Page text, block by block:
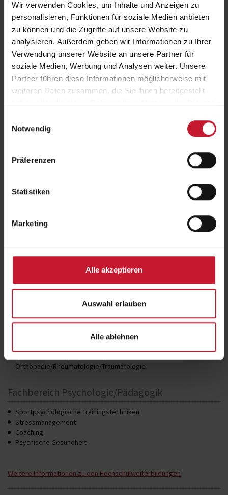
Wir verwenden Cookies, um Inhalte und Anzeigen zu
personalisieren, Funktionen für soziale Medien anbieten
zu können und die Zugriffe auf unsere Website zu
analysieren. Außerdem geben wir Informationen zu Ihrer
Verwendung unserer Website an unsere Partner für
soziale Medien, Werbung und Analysen weiter. Unsere
Partner führen diese Informationen möglicherweise mit
weiteren Daten zusammen, die Sie ihnen bereitgestellt
haben oder die sie im Rahmen Ihrer Nutzung der Dienste
Notwendig
Präferenzen
Statistiken
Marketing
Alle akzeptieren
Auswahl erlauben
Alle ablehnen
DHfPG-Hochschulweiterbildung „Sportpraxis“
Sportpraxis für das Tätigkeitsfeld Sport- und Bewegungstherapie
Vorbereitung Master of Business Administration
Betriebswirtschaftslehre
Fachbereich Ökonomie
Finanzen und Controlling
Gesundheitsmanagement
Sporternährung
Fachbereich Gesundheitswissenschaft
Sport- und Bewegungstherapie Onkologie
Fachbereich Trainings- und
Bewegungswissenschaft
Orthopädie/Rheumatologie/Traumatologie
Fachbereich Psychologie/Pädagogik
Sportpsychologische Trainingstechniken
Stressmanagement
Coaching
Psychische Gesundheit
Weitere Informationen zu den Hochschulweiterbildungen